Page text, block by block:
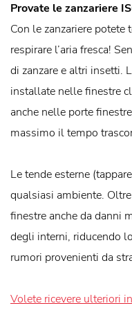
Provate le zanzariere
Con le zanzariere potete
respirare l’aria fresca!
di zanzare e altri insetti.
installate nelle finestre
anche nelle porte
massimo il tempo
Le tende esterne
qualsiasi ambiente.
finestre anche da danni
degli interni, riducendo
rumori provenienti da
Volete ricevere ulteriori